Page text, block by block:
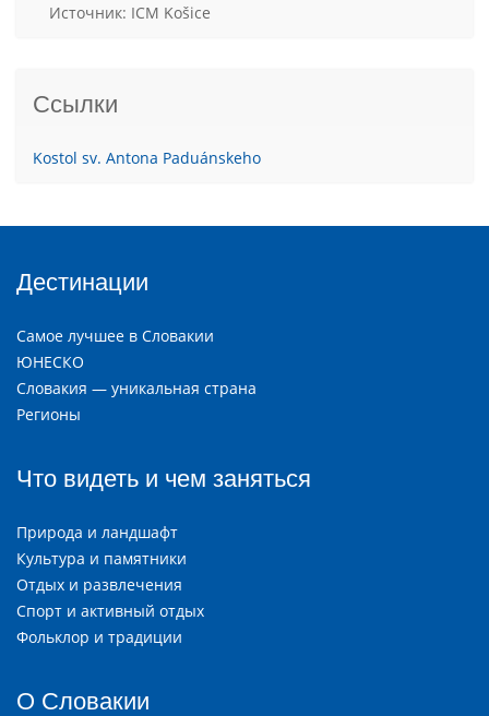
Источник: ICM Košice
Ссылки
Kostol sv. Antona Paduánskeho
Дестинации
Самое лучшее в Словакии
ЮНЕСКО
Словакия — уникальная страна
Регионы
Что видеть и чем заняться
Природа и ландшафт
Культура и памятники
Отдых и развлечения
Спорт и активный отдых
Фольклор и традиции
О Словакии